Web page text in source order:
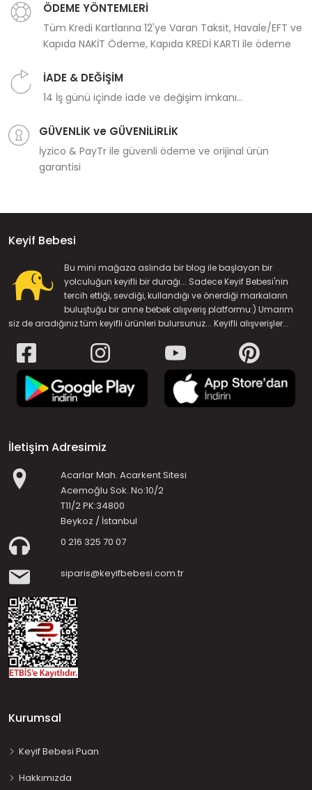
ÖDEME YÖNTEMLERİ
Tüm Kredi Kartlarına 12'ye Varan Taksit, Havale/EFT ve
Kapıda NAKİT Ödeme, Kapıda KREDİ KARTI ile ödeme
İADE & DEĞİŞİM
14 İş günü içinde iade ve değişim imkanı...
GÜVENLİK ve GÜVENİLİRLİK
İyzico & PayTr ile güvenli ödeme ve orijinal ürün
garantisi
Keyif Bebesi
Bu mini mağaza aslında bir blog ile başlayan bir
yolculuğun keyifli bir durağı... Sadece Keyif Bebesi'nin
tercih ettiği, sevdiği, kullandığı ve önerdiği markaların
buluştuğu bir anne bebek alışveriş platformu:) Umarım
siz de aradığınız tüm keyifli ürünleri bulursunuz... Keyifli alışverişler...
İletişim Adresimiz
Acarlar Mah. Acarkent Sitesi
Acemoğlu Sok. No:10/2
T11/2 PK:34800
Beykoz / İstanbul
0 216 325 70 07
siparis@keyifbebesi.com.tr
Kurumsal
Keyif Bebesi Puan
Hakkımızda